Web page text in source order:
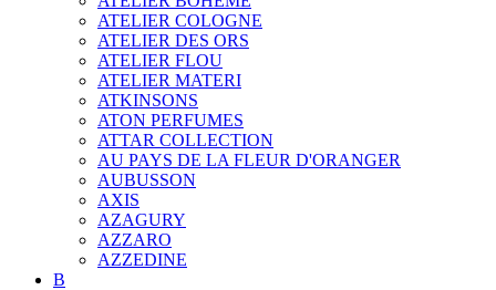
ATELIER COLOGNE
ATELIER DES ORS
ATELIER FLOU
ATELIER MATERI
ATKINSONS
ATON PERFUMES
ATTAR COLLECTION
AU PAYS DE LA FLEUR D'ORANGER
AUBUSSON
AXIS
AZAGURY
AZZARO
AZZEDINE
B